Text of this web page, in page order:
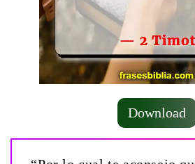
Download